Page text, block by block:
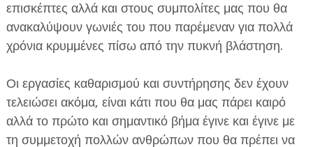
επισκέπτες αλλά και στους συμπολίτες μας που θα
ανακαλύψουν γωνιές του που παρέμεναν για πολλά
χρόνια κρυμμένες πίσω από την πυκνή βλάστηση.
Οι εργασίες καθαρισμού και συντήρησης δεν έχουν
τελειώσει ακόμα, είναι κάτι που θα μας πάρει καιρό
αλλά το πρώτο και σημαντικό βήμα έγινε και έγινε με
τη συμμετοχή πολλών ανθρώπων που θα πρέπει να